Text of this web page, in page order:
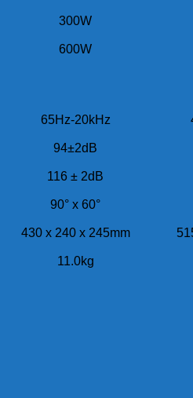
300W
600W
65Hz-20kHz
94±2dB
116 ± 2dB
90° x 60°
430 x 240 x 245mm
11.0kg